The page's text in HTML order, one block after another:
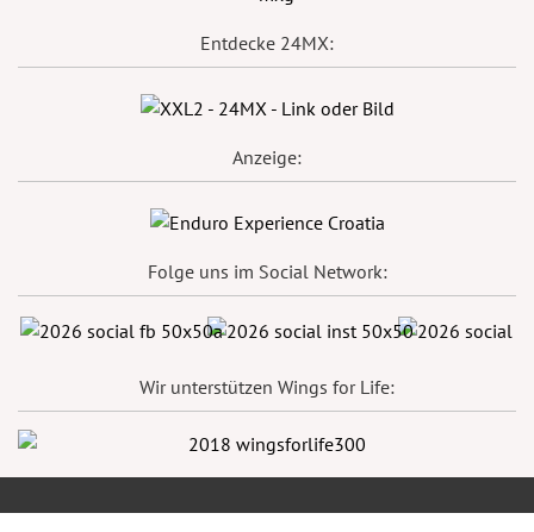
Entdecke 24MX:
Anzeige:
Folge uns im Social Network:
Wir unterstützen Wings for Life: